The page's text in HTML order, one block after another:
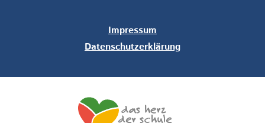
Impressum
Datenschutzerklärung